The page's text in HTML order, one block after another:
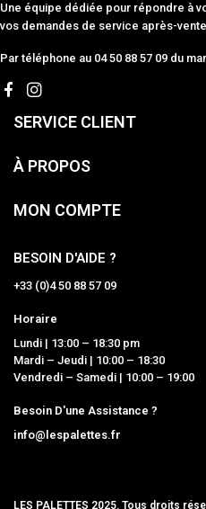
Une équipe dédiée pour répondre à
vos demandes de service après-
Par téléphone au 04 50 88 57 09 du
SERVICE CLIENT
À PROPOS
MON COMPTE
BESOIN D'AIDE ?
+33 (0)4 50 88 57 09
Horaire
Lundi | 13:00 – 18:30 pm
Mardi – Jeudi | 10:00 – 18:30
Vendredi – Samedi | 10:00 – 19:00
Besoin D'une Assistance ?
info@lespalettes.fr
LES PALETTES 2025. Tous droits